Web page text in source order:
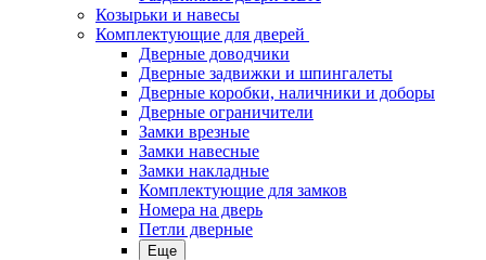
Козырьки и навесы
Комплектующие для дверей
Дверные доводчики
Дверные задвижки и шпингалеты
Дверные коробки, наличники и доборы
Дверные ограничители
Замки врезные
Замки навесные
Замки накладные
Комплектующие для замков
Номера на дверь
Петли дверные
Еще